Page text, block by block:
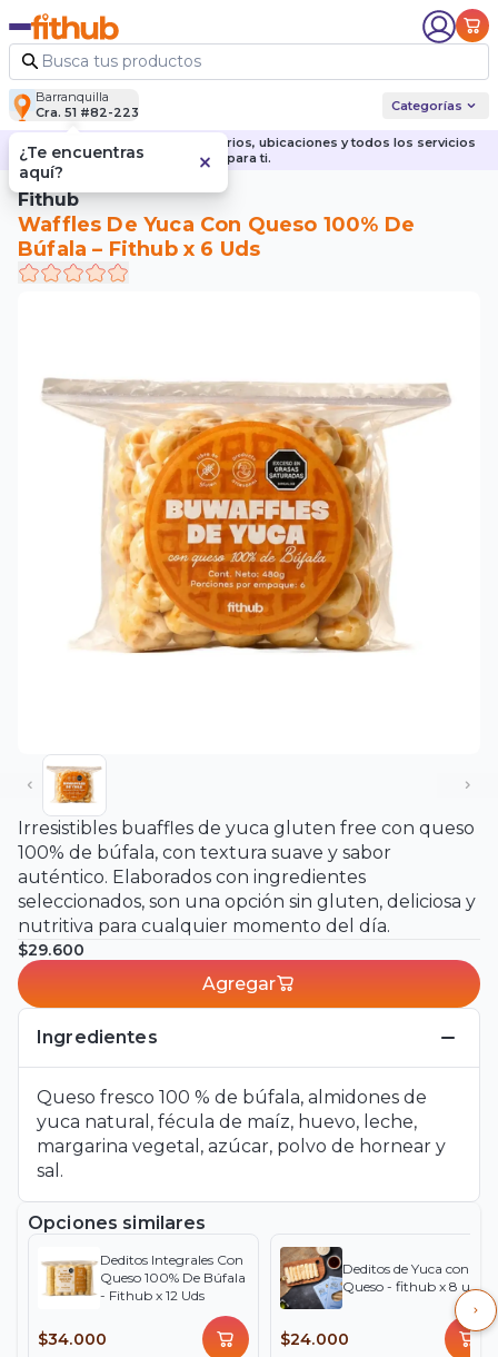
Barranquilla
Cra. 51 #82-223
Categorías
Descubre nuestras sedes, horarios, ubicaciones y todos los servicios
para ti.
Fithub
Waffles De Yuca Con Queso 100% De
Búfala – Fithub x 6 Uds
Irresistibles buaffles de yuca gluten free con queso
100% de búfala, con textura suave y sabor
auténtico. Elaborados con ingredientes
seleccionados, son una opción sin gluten, deliciosa y
nutritiva para cualquier momento del día.
$29.600
Agregar
Ingredientes
Queso fresco 100 % de búfala, almidones de
yuca natural, fécula de maíz, huevo, leche,
margarina vegetal, azúcar, polvo de hornear y
sal.
Opciones similares
Deditos Integrales Con
Queso 100% De Búfala
- Fithub x 12 Uds
$34.000
Deditos de Yuca con
Queso - fithub x 8 uds
$24.000
¿Te encuentras
aquí?